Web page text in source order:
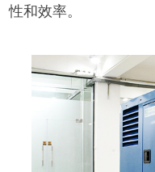
性和效率。